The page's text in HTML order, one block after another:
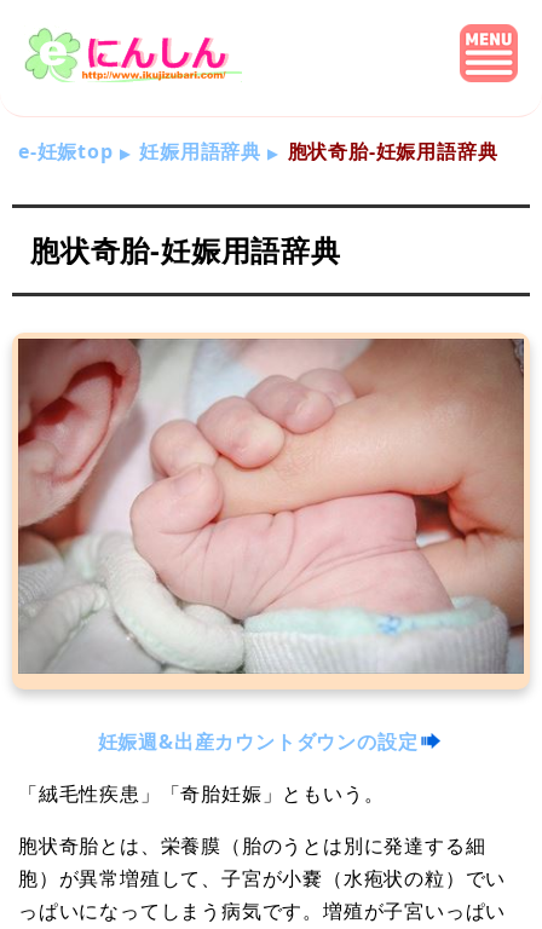
e-妊娠top 妊娠用語辞典 胞状奇胎-妊娠用語辞典
胞状奇胎-妊娠用語辞典
妊娠週&出産カウントダウンの設定
「絨毛性疾患」「奇胎妊娠」ともいう。
胞状奇胎とは、栄養膜（胎のうとは別に発達する細
胞）が異常増殖して、子宮が小嚢（水疱状の粒）でい
っぱいになってしまう病気です。増殖が子宮いっぱい